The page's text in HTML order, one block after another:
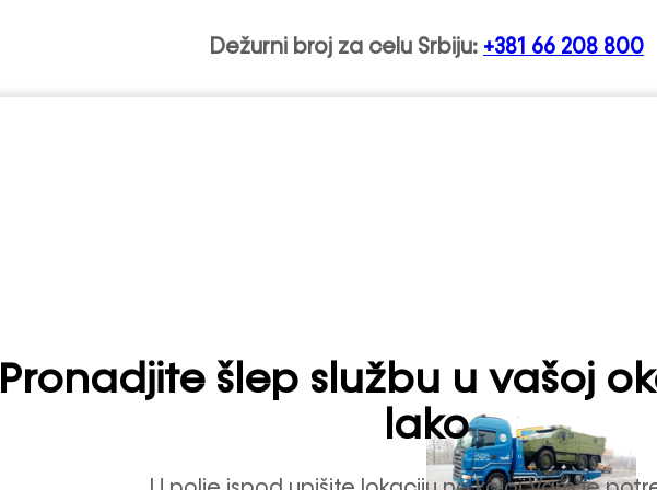
Dežurni broj za celu Srbiju: +381 66 208 800
Pronadjite šlep službu u vašoj
lako